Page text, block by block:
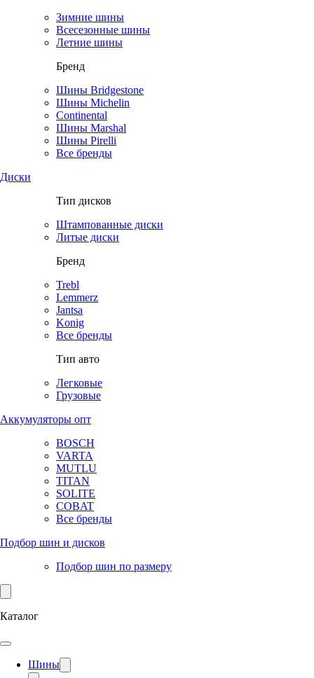
Зимние шины
Всесезонные шины
Летние шины
Бренд
Шины Bridgestone
Шины Michelin
Continental
Шины Marshal
Шины Pirelli
Все бренды
Диски
Тип дисков
Штампованные диски
Литые диски
Бренд
Trebl
Lemmerz
Jantsa
Konig
Все бренды
Тип авто
Легковые
Грузовые
Аккумуляторы опт
BOSCH
VARTA
MUTLU
TITAN
SOLITE
COBAT
Все бренды
Подбор шин и дисков
Подбор шин по размеру
Каталог
Шины